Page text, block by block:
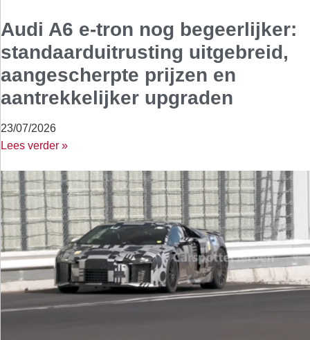
Audi A6 e-tron nog begeerlijker:
standaarduitrusting uitgebreid,
aangescherpte prijzen en
aantrekkelijker upgraden
23/07/2026
Lees verder »